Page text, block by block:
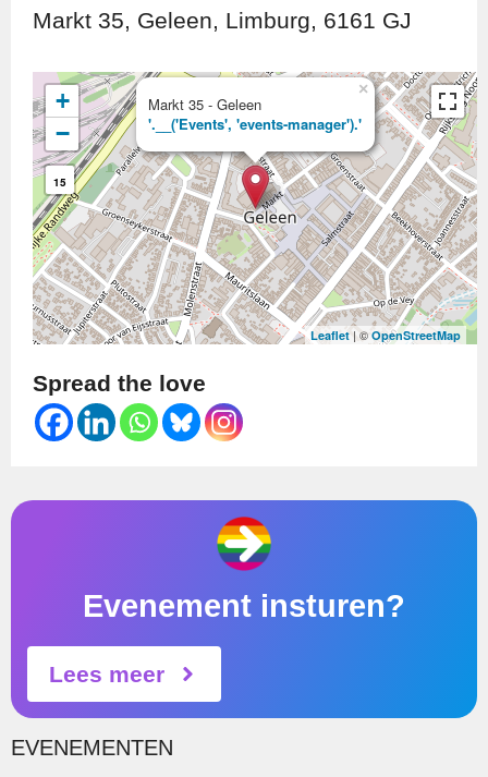
Markt 35, Geleen, Limburg, 6161 GJ
Markt 35 - Geleen
'.__('Events', 'events-manager').'
×
+
−
15
Leaflet | © OpenStreetMap
Spread the love
Evenement insturen?
Lees meer
EVENEMENTEN